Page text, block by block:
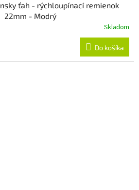
ťah - rýchloupínací remienok
22mm - Modrý
Skladom
Do košíka